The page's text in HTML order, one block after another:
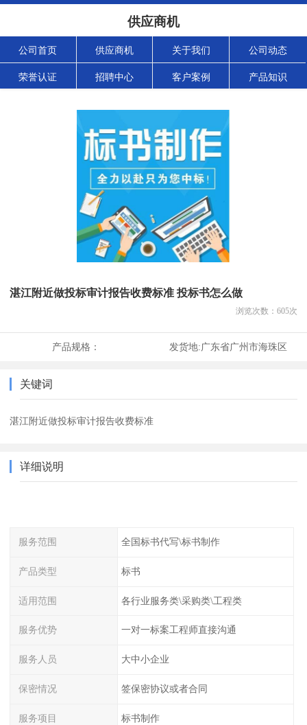
供应商机
公司首页 供应商机 关于我们 公司动态
荣誉认证 招聘中心 客户案例 产品知识
湛江附近做投标审计报告收费标准 投标书怎么做
浏览次数： 605次
产品规格： 发货地:广东省广州市海珠区
关键词
湛江附近做投标审计报告收费标准
详细说明
服务范围 全国标书代写\标书制作
产品类型 标书
适用范围 各行业服务类\采购类\工程类
服务优势 一对一标案工程师直接沟通
服务人员 大中小企业
保密情况 签保密协议或者合同
服务项目 标书制作